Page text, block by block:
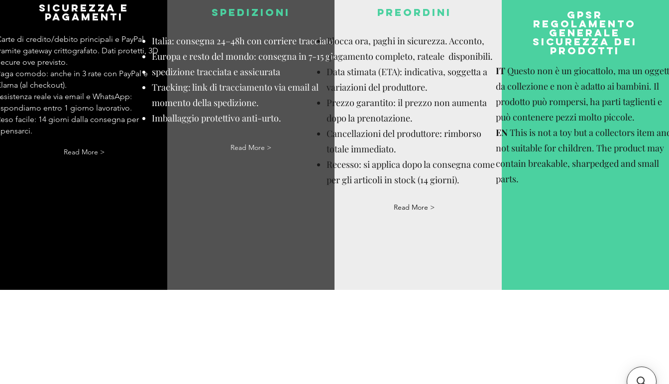
Sicurezza e
pagamenti
di credito/debito principali e PayPal
gateway crittografato. Dati protetti, 3D
ove previsto.
comodo: anche in 3 rate con PayPal e
(al checkout).
reale via email e WhatsApp:
entro 1 giorno lavorativo.
facile: 14 giorni dalla consegna per
Read More >
SPEDIZIONI
Italia: consegna 24–48h con corriere tracciato.
Europa e resto del mondo: consegna in 7-15 giorni
spedizione tracciata e assicurata
Tracking: link di tracciamento via email al
momento della spedizione.
Imballaggio protettivo anti-urto.
Read More >
PREORDINI
Blocca ora, paghi in sicurezza. Acconto,
pagamento completo, rateale disponibili.
Data stimata (ETA): indicativa, soggetta a
variazioni del produttore.
Prezzo garantito: il prezzo non aumenta
dopo la prenotazione.
Cancellazioni del produttore: rimborso
totale immediato.
Recesso: si applica dopo la consegna come
per gli articoli in stock (14 giorni).
Read More >
GPSR
REGOLAMENTO
GENERALE
SICUREZZA DEI
PRODOTTI
ITQuesto non è un giocattolo, ma un
da collezione e non è adatto ai bambini. Il
prodotto può rompersi, ha parti taglienti e
può contenere pezzi molto piccole.
ENThis is not a toy but a collectors item
not suitable for children. The product may
contain breakable, sharpedged and small
parts.